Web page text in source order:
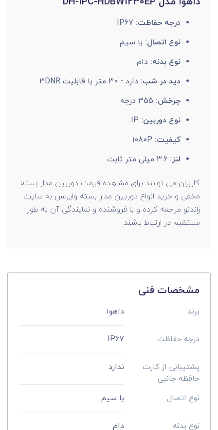
درجه حفاظت:IP67
نوع اتصال: با سیم
نوع بدنه:دام
دید در شب:دارد - 30 متر با قابلیت 3DNR
چرخش: 355 درجه
نوع دوربین: IP
کیفیت: 1080P
لنز:3.6 میلی متر ثابت
کاربران می توانند برای مشاهده قیمت دوربین مدار بسته
مخفی و خرید انواع دوربین مدار بسته وایرلس به سایت
راندنو مراجعه کرده و با فروشنده و نمایندگی آن به طور
مستقیم در ارتباط باشند.
مشخصات فنی
برند داهوا
درجه حفاظت IP67
پشتیبانی از کارت
حافظه جانبی
ندارد
نوع اتصال با سیم
نوع بدنه دام